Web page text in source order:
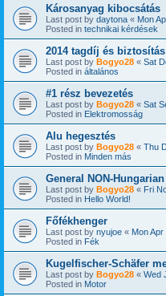
Károsanyag kibocsátás
Last post by daytona « Mon
Posted in technikai kérdések
2014 tagdíj és biztosítás
Last post by Bogyo28 « Sat
Posted in általános
#1 rész bevezetés
Last post by Bogyo28 « Sat
Posted in Elektromosság
Alu hegesztés
Last post by Bogyo28 « Thu
Posted in Minden más
General NON-
Last post by Bogyo28 « Fri
Posted in Hello World!
Főfékhenger
Last post by nyujoe « Mon
Posted in Fék
Kugelfischer-Schäfer
Last post by Bogyo28 « Wed
Posted in Motor